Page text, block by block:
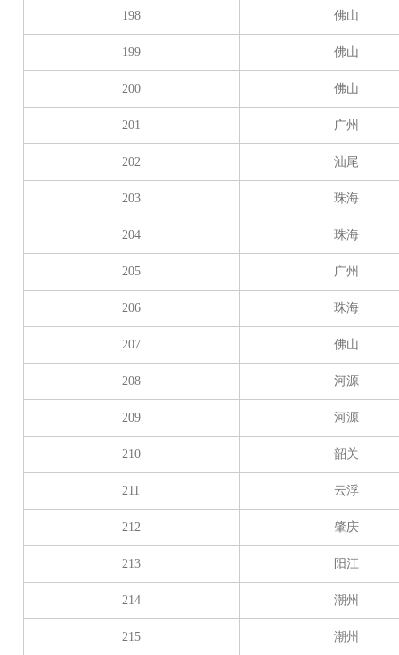
198 佛山
199 佛山
200 佛山
201 广州
202 汕尾
203 珠海
204 珠海
205 广州
206 珠海
207 佛山
208 河源
209 河源
210 韶关
211 云浮
212 肇庆
213 阳江
214 潮州
215 潮州